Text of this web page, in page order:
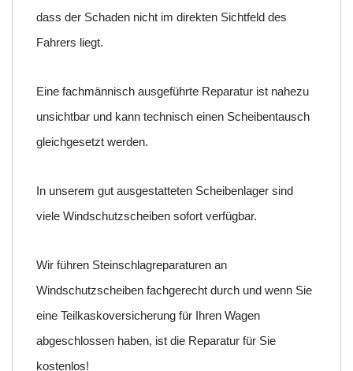
dass der Schaden nicht im direkten Sichtfeld des
Fahrers liegt.
Eine fachmännisch ausgeführte Reparatur ist nahezu
unsichtbar und kann technisch einen Scheibentausch
gleichgesetzt werden.
In unserem gut ausgestatteten Scheibenlager sind
viele Windschutzscheiben sofort verfügbar.
Wir führen Steinschlagreparaturen an
Windschutzscheiben fachgerecht durch und wenn Sie
eine Teilkaskoversicherung für Ihren Wagen
abgeschlossen haben, ist die Reparatur für Sie
kostenlos!